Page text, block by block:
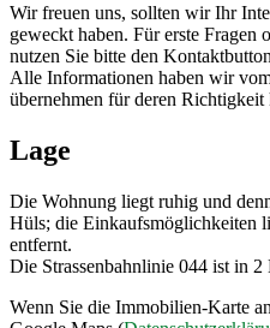
Wir freuen uns, sollten wir Ihr
geweckt haben. Für erste Fragen
nutzen Sie bitte den
Alle Informationen haben wir
übernehmen für deren
Lage
Die Wohnung liegt ruhig und
Hüls; die Einkaufsmöglichkeiten
entfernt.
Die Strassenbahnlinie 044 ist in
Wenn Sie die Immobilien-Karte